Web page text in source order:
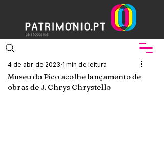
Museu do Pico acolhe lançamento de
obras de J. Chrys Chrystello
4 de abr. de 2023 1 min de leitura